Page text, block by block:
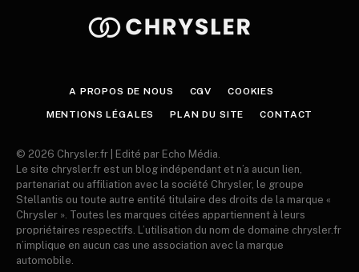
A PROPOS DE NOUS CGV COOKIES
MENTIONS LÉGALES PLAN DU SITE CONTACT
© 2026 Chrysler.fr | Edité par Echo Média.
Le site chrysler.fr est un blog indépendant et n’a aucun lien,
partenariat ou affiliation avec la société Chrysler, le groupe
Stellantis ou toute autre entité titulaire des droits de la marque «
Chrysler ». Toutes les marques citées appartiennent à leurs
propriétaires respectifs. L’utilisation du nom de domaine chrysler.fr
n’implique en aucun cas une association avec la marque
automobile.